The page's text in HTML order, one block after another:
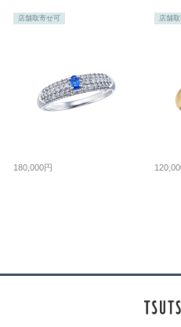
店舗取寄せ可
180,000円
店舗